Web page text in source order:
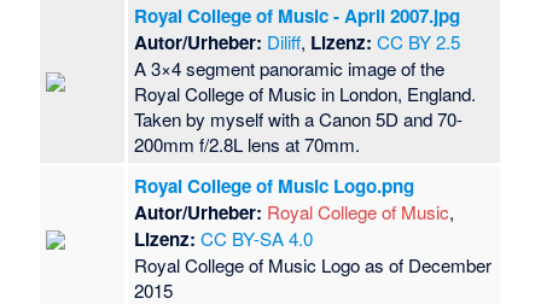
Royal College of Music - April 2007.jpg
Autor/Urheber: Diliff, Lizenz: CC BY 2.5
A 3×4 segment panoramic image of the
Royal College of Music in London, England.
Taken by myself with a Canon 5D and 70-
200mm f/2.8L lens at 70mm.
Royal College of Music Logo.png
Autor/Urheber: Royal College of Music,
Lizenz: CC BY-SA 4.0
Royal College of Music Logo as of December
2015